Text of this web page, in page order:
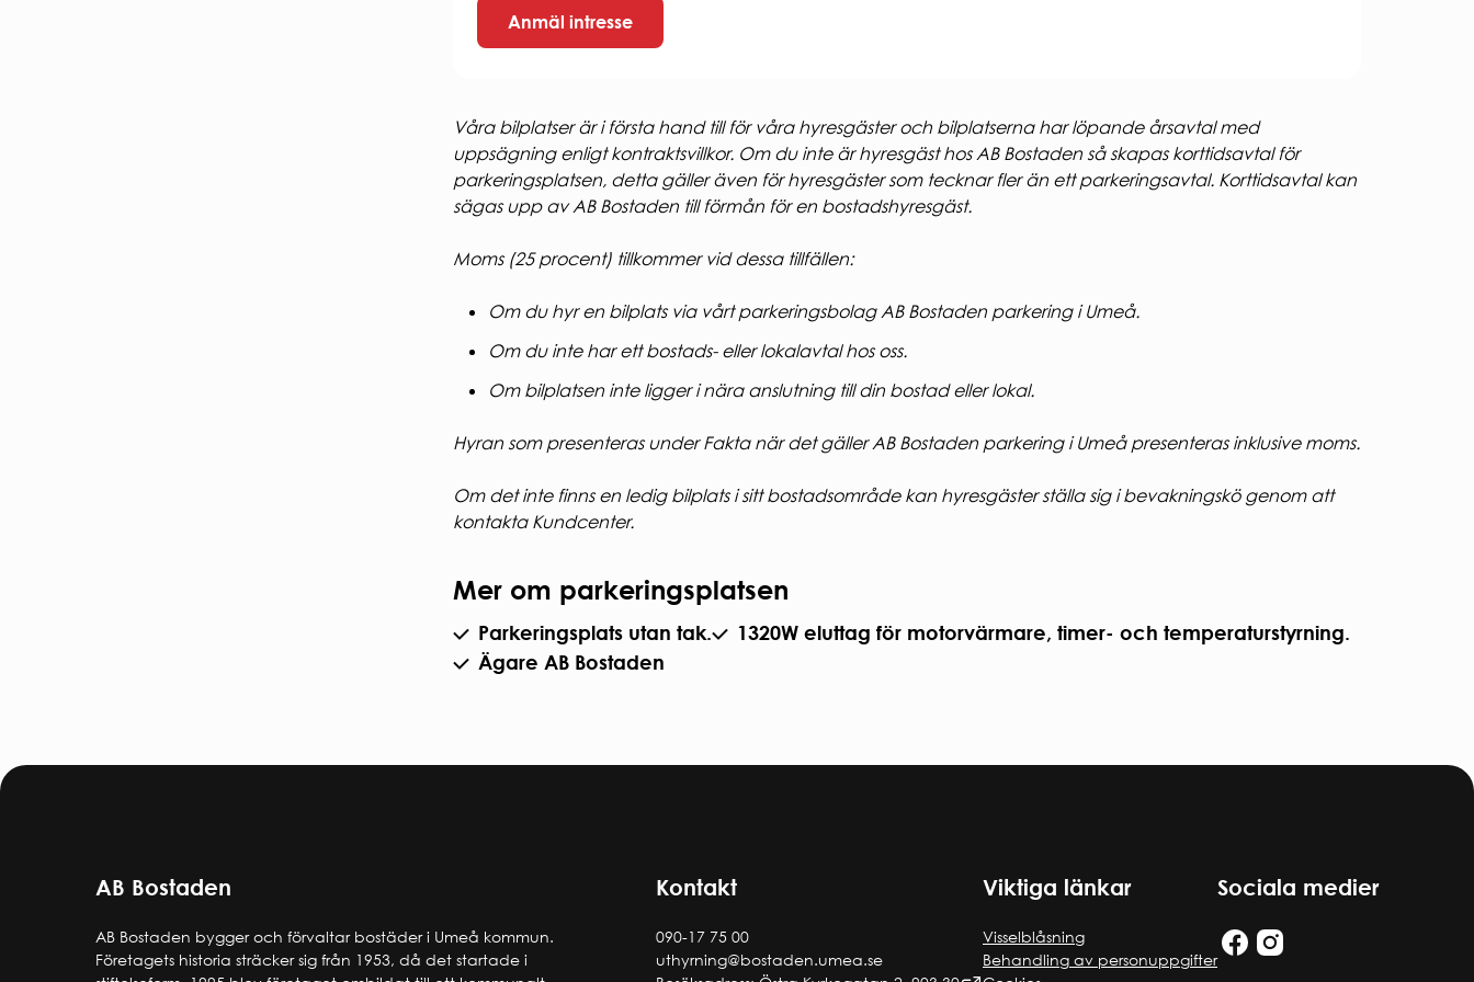
Anmäl intresse
Våra bilplatser är i första hand till för våra hyresgäster och bilplatserna har löpande årsavtal med
uppsägning enligt kontraktsvillkor. Om du inte är hyresgäst hos AB Bostaden så skapas korttidsavtal för
parkeringsplatsen, detta gäller även för hyresgäster som tecknar fler än ett parkeringsavtal. Korttidsavtal kan
sägas upp av AB Bostaden till förmån för en bostadshyresgäst.
Moms (25 procent) tillkommer vid dessa tillfällen:
Om du hyr en bilplats via vårt parkeringsbolag AB Bostaden parkering i Umeå.
Om du inte har ett bostads- eller lokalavtal hos oss.
Om bilplatsen inte ligger i nära anslutning till din bostad eller lokal.
Hyran som presenteras under Fakta när det gäller AB Bostaden parkering i Umeå presenteras inklusive moms.
Om det inte finns en ledig bilplats i sitt bostadsområde kan hyresgäster ställa sig i bevakningskö genom att
kontakta Kundcenter.
Mer om parkeringsplatsen
Parkeringsplats utan tak.
1320W eluttag för motorvärmare, timer- och temperaturstyrning.
Ägare AB Bostaden
AB Bostaden
AB Bostaden bygger och förvaltar bostäder i Umeå kommun.
Företagets historia sträcker sig från 1953, då det startade i
Kontakt
090-17 75 00
uthyrning@bostaden.umea.se
Viktiga länkar
Visselblåsning
Behandling av personuppgifter
Sociala medier